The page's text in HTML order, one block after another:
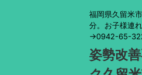
福岡県久留米
分。お子様連
→0942-65-
姿勢改